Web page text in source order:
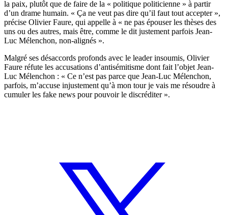
la paix, plutôt que de faire de la « politique politicienne » à partir
d’un drame humain. « Ça ne veut pas dire qu’il faut tout accepter »,
précise Olivier Faure, qui appelle à « ne pas épouser les thèses des
uns ou des autres, mais être, comme le dit justement parfois Jean-
Luc Mélenchon, non-alignés ».
Malgré ses désaccords profonds avec le leader insoumis, Olivier
Faure réfute les accusations d’antisémitisme dont fait l’objet Jean-
Luc Mélenchon : « Ce n’est pas parce que Jean-Luc Mélenchon,
parfois, m’accuse injustement qu’à mon tour je vais me résoudre à
cumuler les fake news pour pouvoir le discréditer ».